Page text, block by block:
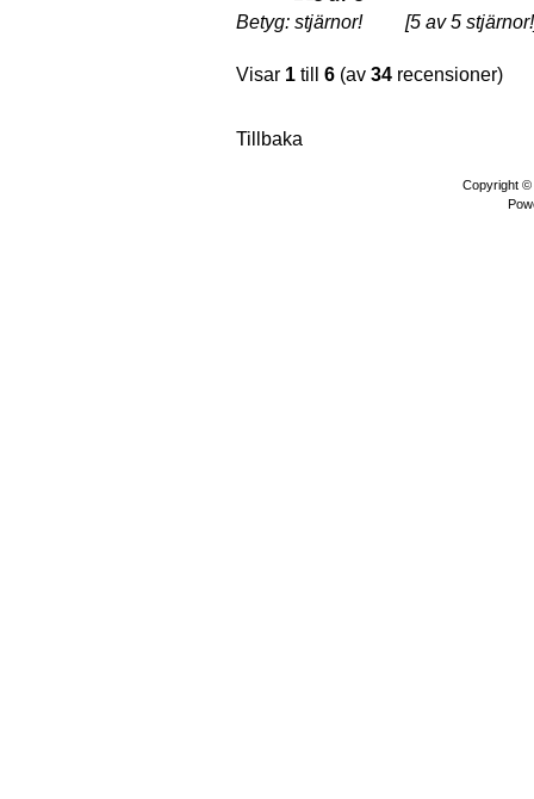
Betyg: [5 av 5
Visar 1 till6 (av34 recensioner)
Tillbaka
Copyright